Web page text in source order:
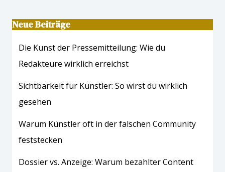
Neue Beiträge
Die Kunst der Pressemitteilung: Wie du
Redakteure wirklich erreichst
Sichtbarkeit für Künstler: So wirst du wirklich
gesehen
Warum Künstler oft in der falschen Community
feststecken
Dossier vs. Anzeige: Warum bezahlter Content